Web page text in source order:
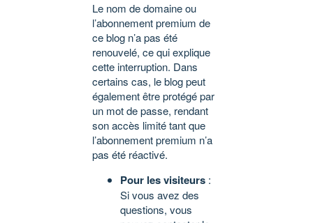
Le nom de domaine ou
l’abonnement premium de
ce blog n’a pas été
renouvelé, ce qui explique
cette interruption. Dans
certains cas, le blog peut
également être protégé par
un mot de passe, rendant
son accès limité tant que
l’abonnement premium n’a
pas été réactivé.
Pour les visiteurs :
Si vous avez des
questions, vous